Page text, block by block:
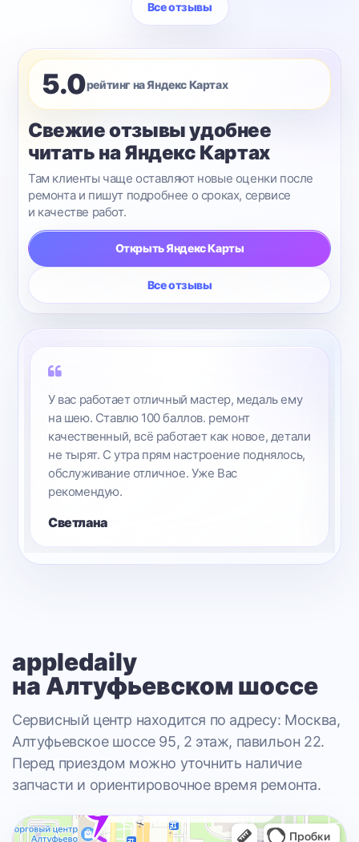
Все отзывы
5.0рейтинг на Яндекс Картах
Свежие отзывы удобнее
читать на Яндекс Картах
Там клиенты чаще оставляют новые оценки после
ремонта и пишут подробнее о сроках, сервисе
и качестве работ.
Открыть Яндекс Карты
Все отзывы
У вас работает отличный мастер, медаль ему
на шею. Ставлю 100 баллов. ремонт
качественный, всё работает как новое, детали
не тырят. С утра прям настроение поднялось,
обслуживание отличное. Уже Вас
рекомендую.
Светлана
appledaily
на Алтуфьевском шоссе
Сервисный центр находится по адресу: Москва,
Алтуфьевское шоссе 95, 2 этаж, павильон 22.
Перед приездом можно уточнить наличие
запчасти и ориентировочное время ремонта.